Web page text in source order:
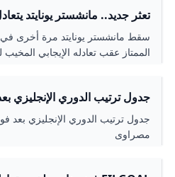
تعثر جديد.. مانشستر يونايتد
الإنجليزي الممتاز
سقط مانشستر يونايتد مرة أخرى في
الممتاز عقب تعادله الإيجابي
جدول ترتيب الدوري الإنجليزي
اليونايتد مصراوى
جدول ترتيب الدوري الإنجليزي بعد
مصراوى